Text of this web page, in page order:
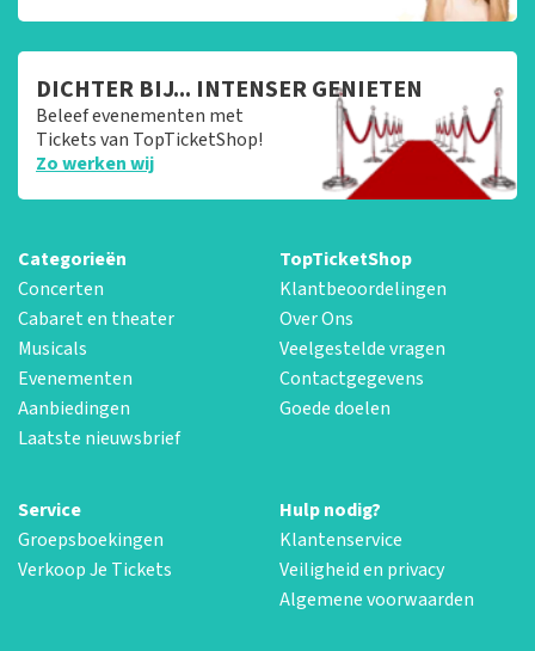
DICHTER BIJ... INTENSER GENIETEN
Beleef evenementen met
Tickets van TopTicketShop!
Zo werken wij
Categorieën
Concerten
Cabaret en theater
Musicals
Evenementen
Aanbiedingen
Laatste nieuwsbrief
TopTicketShop
Klantbeoordelingen
Over Ons
Veelgestelde vragen
Contactgegevens
Goede doelen
Service
Groepsboekingen
Verkoop Je Tickets
Hulp nodig?
Klantenservice
Veiligheid en privacy
Algemene voorwaarden